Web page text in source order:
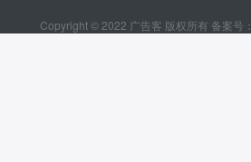
Copyright © 2022 广告客 版权所有 备案号：